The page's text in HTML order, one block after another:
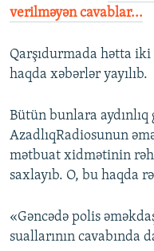
verilməyən cavablar...
Qarşıdurmada hətta iki
haqda xəbərlər yayılıb.
Bütün bunlara
AzadlıqRadiosunun
mətbuat xidmətinin
saxlayıb. O, bu haqda
«Gəncədə polis
suallarının cavabında